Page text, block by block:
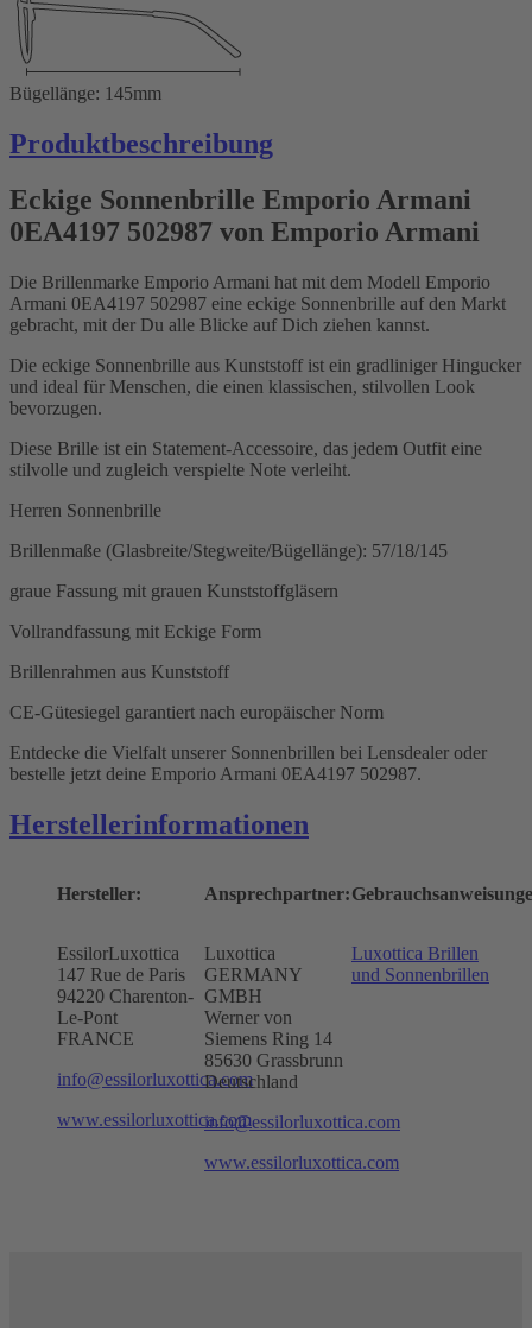
Bügellänge: 145mm
Produktbeschreibung
Eckige Sonnenbrille Emporio Armani
0EA4197 502987 von Emporio Armani
Die Brillenmarke Emporio Armani hat mit dem Modell Emporio
Armani 0EA4197 502987 eine eckige Sonnenbrille auf den Markt
gebracht, mit der Du alle Blicke auf Dich ziehen kannst.
Die eckige Sonnenbrille aus Kunststoff ist ein gradliniger Hingucker
und ideal für Menschen, die einen klassischen, stilvollen Look
bevorzugen.
Diese Brille ist ein Statement-Accessoire, das jedem Outfit eine
stilvolle und zugleich verspielte Note verleiht.
Herren Sonnenbrille
Brillenmaße (Glasbreite/Stegweite/Bügellänge): 57/18/145
graue Fassung mit grauen Kunststoffgläsern
Vollrandfassung mit Eckige Form
Brillenrahmen aus Kunststoff
CE-Gütesiegel garantiert nach europäischer Norm
Entdecke die Vielfalt unserer Sonnenbrillen bei Lensdealer oder
bestelle jetzt deine Emporio Armani 0EA4197 502987.
Herstellerinformationen
Hersteller:
EssilorLuxottica
147 Rue de Paris
94220 Charenton-
Le-Pont
FRANCE
info@essilorluxottica.com
www.essilorluxottica.com
Ansprechpartner:
Luxottica
GERMANY
GMBH
Werner von
Siemens Ring 14
85630 Grassbrunn
Deutschland
info@essilorluxottica.com
www.essilorluxottica.com
Luxottica Brillen
und Sonnenbrillen